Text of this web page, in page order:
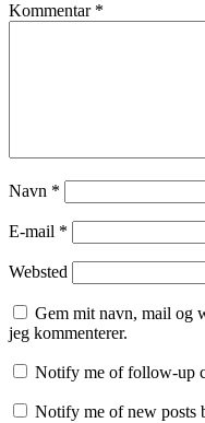
Kommentar *
Navn *
E-mail *
Websted
Gem mit navn, mail og
jeg kommenterer.
Notify me of follow-up
Notify me of new posts